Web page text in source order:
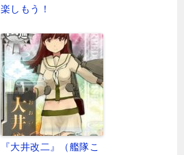
楽しもう！
『大井改二』（艦隊こ